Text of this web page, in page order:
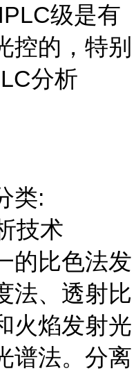
级是有
控的，特别
分析
类:
技术
的比色法发
法、透射比
火焰发射光
谱法。分离